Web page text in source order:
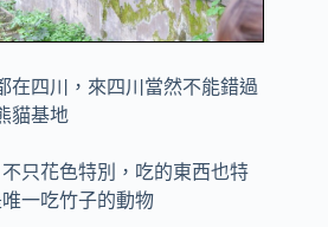
在四川，來四川當然不能錯過
貓基地
只花色特別，吃的東西也特
一吃竹子的動物